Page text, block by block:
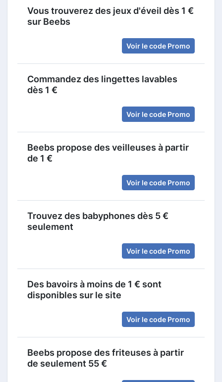
Vous trouverez des jeux d'éveil dès 1 €
sur Beebs
Voir le code Promo
Commandez des lingettes lavables
dès 1 €
Voir le code Promo
Beebs propose des veilleuses à partir
de 1 €
Voir le code Promo
Trouvez des babyphones dès 5 €
seulement
Voir le code Promo
Des bavoirs à moins de 1 € sont
disponibles sur le site
Voir le code Promo
Beebs propose des friteuses à partir
de seulement 55 €